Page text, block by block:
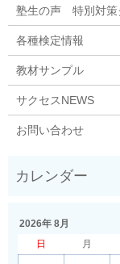
塾生の声 特別対策
各種検定情報
教材サンプル
サクセスNEWS
お問い合わせ
2026年 8月
日
月